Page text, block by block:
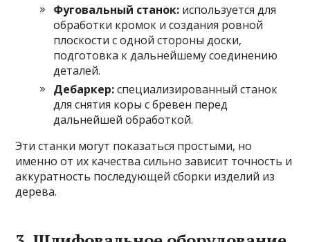
Фуговальный станок: используется для
обработки кромок и создания ровной
плоскости с одной стороны доски,
подготовка к дальнейшему соединению
деталей.
Дебаркер:специализированный станок
для снятия коры с бревен перед
дальнейшей обработкой.
Эти станки могут показаться простыми, но
именно от их качества сильно зависит точность и
аккуратность последующей сборки изделий из
дерева.